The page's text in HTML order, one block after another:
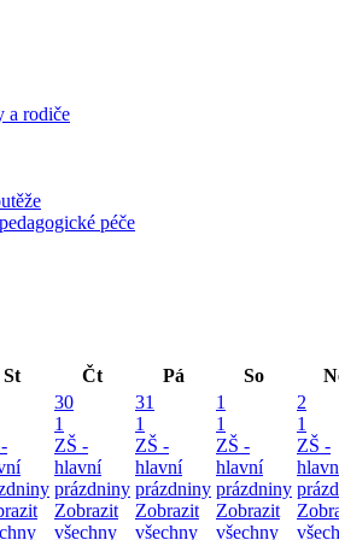
a rodiče
péče
St Čt Pá So
30
1
ZŠ -
hlavní
prázdniny
Zobrazit
všechny
31
1
ZŠ -
hlavní
prázdniny
Zobrazit
všechny
1
1
ZŠ -
hlavní
prázdniny
Zobrazit
všechny
2
1
ZŠ -